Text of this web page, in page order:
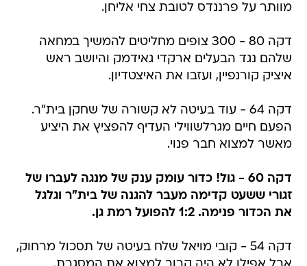
מוותר על פרננדס לטובת צחי אליחן.
דקה 80 - 300 צופים מחליטים להמשיך במחאה
שלהם נגד הבעלים ארקדי גאידמק והיושב ראש
איציק קורנפיין, ועזבו את האיצטדיון.
דקה 64 - עוד בעיטה לא קשורה של שחקן בית"ר.
הפעם חיים מגרלשווילי העדיף להפציץ את היציע
מאשר למצוא חבר פנוי.
דקה 60 - גול! כדור עומק ענק של מנגה לעברו של
זגורי ששעט קדימה מעבר להגנה של בית"ר וגלגל
את הכדור פנימה. 1:2 להפועל רמת גן.
דקה 54 - קובי מויאל שלח בעיטה של תסכול מרחוק,